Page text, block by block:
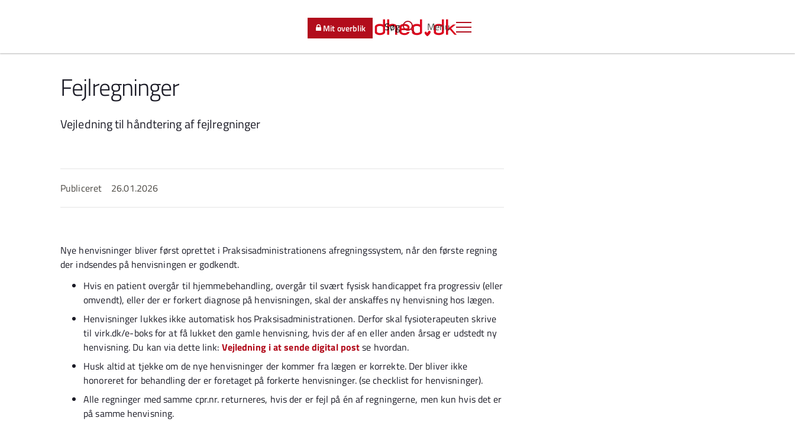
Menu
Søg
Mit overblik
Fejlregninger
Vejledning til håndtering af fejlregninger
Publiceret 26.01.2026
Nye henvisninger bliver først oprettet i Praksisadministrationens afregningssystem, når den første regning
der indsendes på henvisningen er godkendt.
Hvis en patient overgår til hjemmebehandling, overgår til svært fysisk handicappet fra progressiv (eller
omvendt), eller der er forkert diagnose på henvisningen, skal der anskaffes ny henvisning hos lægen.
Henvisninger lukkes ikke automatisk hos Praksisadministrationen. Derfor skal fysioterapeuten skrive
til virk.dk/e-boks for at få lukket den gamle henvisning, hvis der af en eller anden årsag er udstedt ny
henvisning. Du kan via dette link: Vejledning i at sende digital postse hvordan.
Husk altid at tjekke om de nye henvisninger der kommer fra lægen er korrekte. Der bliver ikke
honoreret for behandling der er foretaget på forkerte henvisninger. (se checklist for henvisninger).
Alle regninger med samme cpr.nr. returneres, hvis der er fejl på én af regningerne, men kun hvis det er
på samme henvisning.